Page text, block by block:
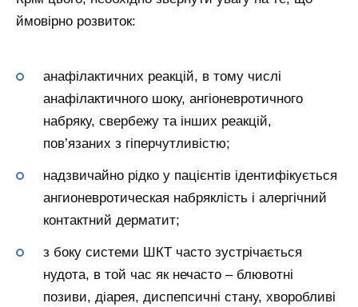
ймовірно розвиток:
анафілактичних реакцій, в тому числі
анафілактичного шоку, ангіоневротичного
набряку, свербежу та інших реакцій,
пов’язаних з гіперчутливістю;
надзвичайно рідко у пацієнтів ідентифікується
ангионевротическая набряклість і алергічний
контактний дерматит;
з боку системи ШКТ часто зустрічається
нудота, в той час як нечасто – блювотні
позиви, діарея, диспепсичні стану, хворобливі